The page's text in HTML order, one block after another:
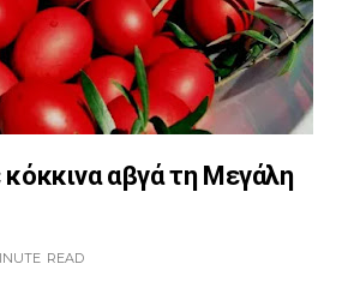
κόκκινα αβγά τη Μεγάλη
READ